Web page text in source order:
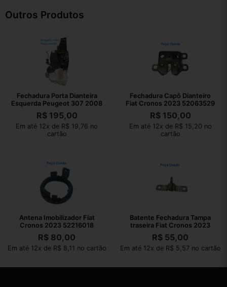
Outros Produtos
Fechadura Porta Dianteira
Esquerda Peugeot 307 2008
R$195,00
Em até 12x de R$ 19,76 no
cartão
Fechadura Capô Dianteiro
Fiat Cronos 2023 52063529
R$150,00
Em até 12x de R$ 15,20 no
cartão
Antena Imobilizador Fiat
Cronos 2023 52216018
R$ 80,00
Em até 12x de R$ 8,11 no cartão
Batente Fechadura Tampa
traseira Fiat Cronos 2023
R$ 55,00
Em até 12x de R$ 5,57 no cartão